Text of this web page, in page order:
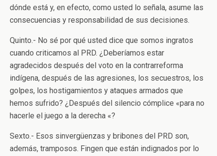
dónde está y, en efecto, como usted lo señala, asume las
consecuencias y responsabilidad de sus decisiones.
Quinto.- No sé por qué usted dice que somos ingratos
cuando criticamos al PRD. ¿Deberíamos estar
agradecidos después del voto en la contrarreforma
indígena, después de las agresiones, los secuestros, los
golpes, los hostigamientos y ataques armados que
hemos sufrido? ¿Después del silencio cómplice «para no
hacerle el juego a la derecha «?
Sexto.- Esos sinvergüenzas y bribones del PRD son,
además, tramposos. Fingen que están indignados por lo